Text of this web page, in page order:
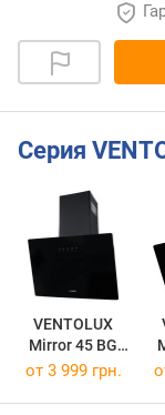
Серия
VENTOLUX
Mirror 45 BG
700 PB
от 3 999 грн.